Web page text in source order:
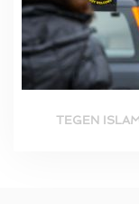
TEGEN